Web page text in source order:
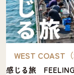
WEST COAST
学ぶ旅